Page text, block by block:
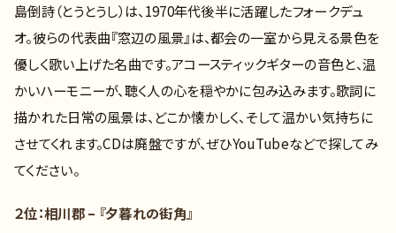
島倒詩（とうとうし）は、1970年代後半に活躍したフォークデュ
オ。彼らの代表曲『窓辺の風景』は、都会の一室から見える景色を
優しく歌い上げた名曲です。アコースティックギターの音色と、温
かいハーモニーが、聴く人の心を穏やかに包み込みます。歌詞に
描かれた日常の風景は、どこか懐かしく、そして温かい気持ちに
させてくれます。CDは廃盤ですが、ぜひYouTubeなどで探してみ
てください。
２位：相川郡 – 『夕暮れの街角』